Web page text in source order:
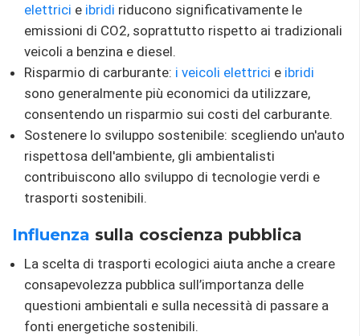
elettrici e ibridi riducono significativamente le
emissioni di CO2, soprattutto rispetto ai tradizionali
veicoli a benzina e diesel.
Risparmio di carburante: i veicoli elettrici e ibridi
sono generalmente più economici da utilizzare,
consentendo un risparmio sui costi del carburante.
Sostenere lo sviluppo sostenibile: scegliendo un'auto
rispettosa dell'ambiente, gli ambientalisti
contribuiscono allo sviluppo di tecnologie verdi e
trasporti sostenibili.
Influenza sulla coscienza pubblica
La scelta di trasporti ecologici aiuta anche a creare
consapevolezza pubblica sull’importanza delle
questioni ambientali e sulla necessità di passare a
fonti energetiche sostenibili.